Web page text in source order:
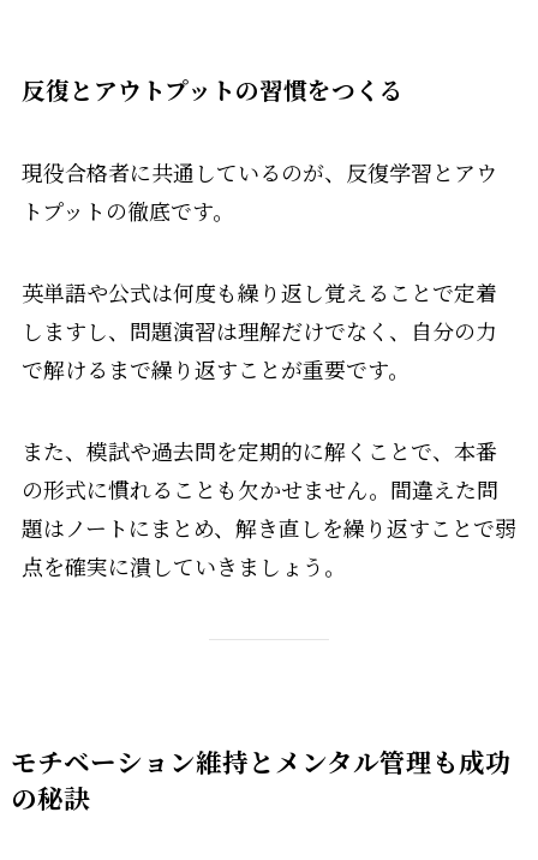
反復とアウトプットの習慣をつくる
現役合格者に共通しているのが、反復学習とアウ
トプットの徹底です。
英単語や公式は何度も繰り返し覚えることで定着
しますし、問題演習は理解だけでなく、自分の力
で解けるまで繰り返すことが重要です。
また、模試や過去問を定期的に解くことで、本番
の形式に慣れることも欠かせません。間違えた問
題はノートにまとめ、解き直しを繰り返すことで弱
点を確実に潰していきましょう。
モチベーション維持とメンタル管理も成功
の秘訣